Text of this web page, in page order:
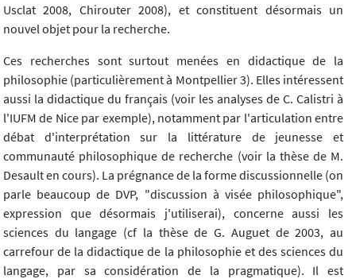
Usclat 2008, Chirouter 2008), et constituent désormais un
nouvel objet pour la recherche.
Ces recherches sont surtout menées en didactique de la
philosophie (particulièrement à Montpellier 3). Elles intéressent
aussi la didactique du français (voir les analyses de C. Calistri à
l'IUFM de Nice par exemple), notamment par l'articulation entre
débat d'interprétation sur la littérature de jeunesse et
communauté philosophique de recherche (voir la thèse de M.
Desault en cours). La prégnance de la forme discussionnelle (on
parle beaucoup de DVP, "discussion à visée philosophique",
expression que désormais j'utiliserai), concerne aussi les
sciences du langage (cf la thèse de G. Auguet de 2003, au
carrefour de la didactique de la philosophie et des sciences du
langage, par sa considération de la pragmatique). Il est